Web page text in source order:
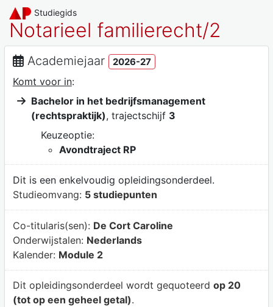
Studiegids
Notarieel familierecht/2
Academiejaar 2026-27
Komt voor in:
Bachelor in het bedrijfsmanagement
(rechtspraktijk), trajectschijf 3
Keuzeoptie:
Avondtraject RP
Dit is een enkelvoudig opleidingsonderdeel.
Studieomvang: 5 studiepunten
Co-titularis(sen): De Cort Caroline
Onderwijstalen: Nederlands
Kalender: Module 2
Dit opleidingsonderdeel wordt gequoteerd op 20
(tot op een geheel getal).